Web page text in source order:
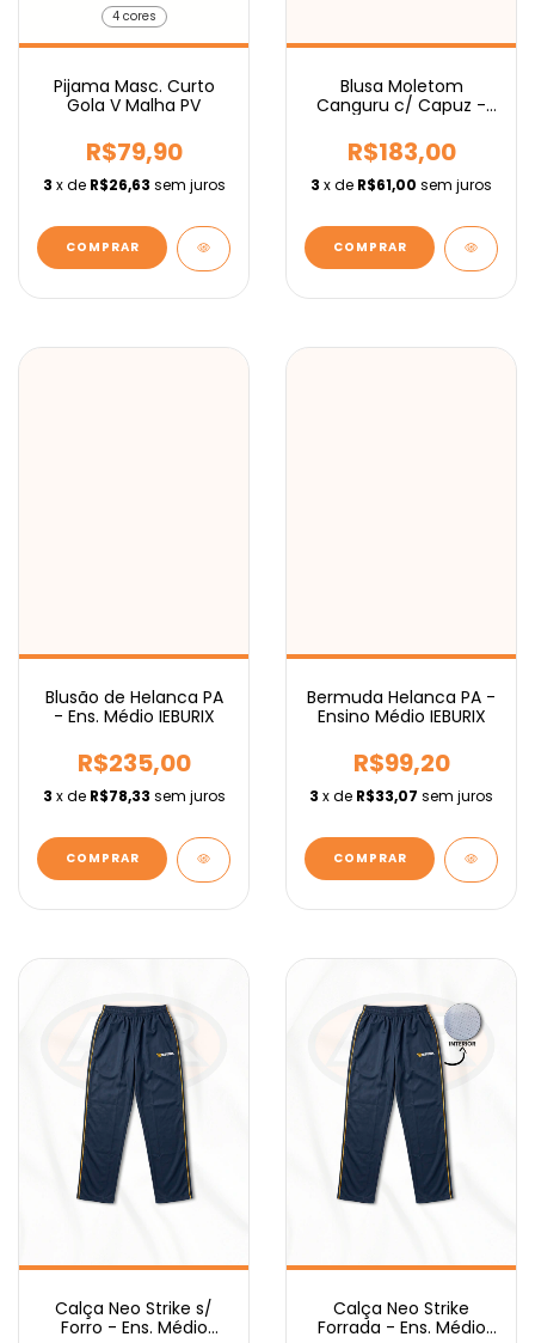
4 cores
Pijama Masc. Curto
Gola V Malha PV
R$79,90
3 x de R$26,63 sem juros
COMPRAR
Blusa Moletom
Canguru c/ Capuz -
R$183,00
3 x de R$61,00 sem juros
COMPRAR
Blusão de Helanca PA
- Ens. Médio IEBURIX
R$235,00
3 x de R$78,33 sem juros
COMPRAR
Bermuda Helanca PA -
Ensino Médio IEBURIX
R$99,20
3 x de R$33,07 sem juros
COMPRAR
Calça Neo Strike s/
Forro - Ens. Médio
Calça Neo Strike
Forrada - Ens. Médio